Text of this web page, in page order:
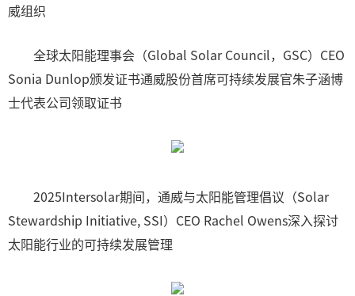
威组织
全球太阳能理事会（Global Solar Council，GSC）CEO
Sonia Dunlop颁发证书通威股份首席可持续发展官朱子涵博
士代表公司领取证书
2025Intersolar期间，通威与太阳能管理倡议（Solar
Stewardship Initiative, SSI）CEO Rachel Owens深入探讨
太阳能行业的可持续发展管理